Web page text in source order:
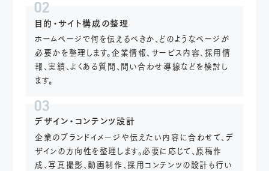
02
目的・サイト構成の整理
ホームページで何を伝えるべきか、どのようなページが
必要かを整理します。企業情報、サービス内容、採用情
報、実績、よくある質問、問い合わせ導線などを検討し
ます。
03
デザイン・コンテンツ設計
企業のブランドイメージや伝えたい内容に合わせて、デ
ザインの方向性を整理します。必要に応じて、原稿作
成、写真撮影、動画制作、採用コンテンツの設計も行い